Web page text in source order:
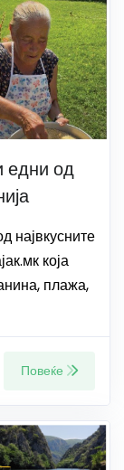
едни од
највкусните
која
плажа,
Повеќе